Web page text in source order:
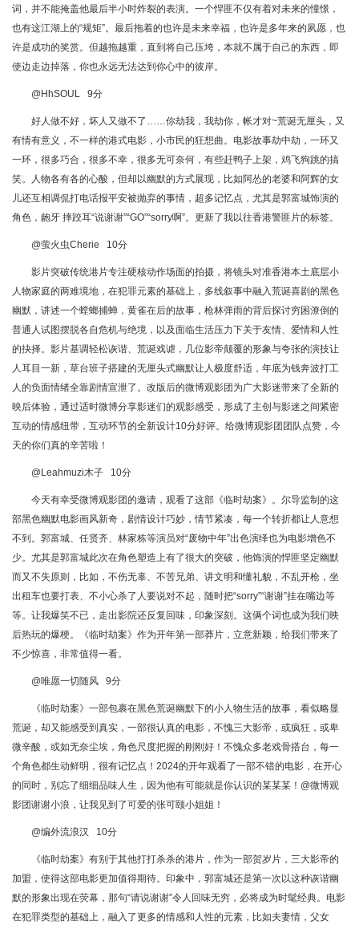
词，并不能掩盖他最后半小时炸裂的表演。一个悍匪不仅有着对未来的憧憬，
也有这江湖上的“规矩”。最后拖着的也许是未来幸福，也许是多年来的夙愿，也
许是成功的奖赏。但越拖越重，直到将自己压垮，本就不属于自己的东西，即
使边走边掉落，你也永远无法达到你心中的彼岸。
@HhSOUL 9分
好人做不好，坏人又做不了……你劫我，我劫你，帐才对~荒诞无厘头，又
有情有意义，不一样的港式电影，小市民的狂想曲。电影故事劫中劫，一环又
一环，很多巧合，很多不幸，很多无可奈何，有些赶鸭子上架，鸡飞狗跳的搞
笑。人物各有各的心酸，但却以幽默的方式展现，比如阿怂的老婆和阿辉的女
儿还互相调侃打电话报平安被抛弃的事情，超多记忆点，尤其是郭富城饰演的
角色，龅牙 摔跤耳“说谢谢”“GO”“sorry啊”。更新了我以往香港警匪片的标签。
@萤火虫Cherie 10分
影片突破传统港片专注硬核动作场面的拍摄，将镜头对准香港本土底层小
人物家庭的两难境地，在犯罪元素的基础上，多线叙事中融入荒诞喜剧的黑色
幽默，讲述一个螳螂捕蝉，黄雀在后的故事，枪林弹雨的背后探讨穷困潦倒的
普通人试图摆脱各自危机与绝境，以及面临生活压力下关于友情、爱情和人性
的抉择。影片基调轻松诙谐、荒诞戏谑，几位影帝颠覆的形象与夸张的演技让
人耳目一新，草台班子搭建的无厘头式幽默让人极度舒适，年底为钱奔波打工
人的负面情绪全靠剧情宣泄了。改版后的微博观影团为广大影迷带来了全新的
映后体验，通过适时微博分享影迷们的观影感受，形成了主创与影迷之间紧密
互动的情感纽带，互动环节的全新设计10分好评。给微博观影团团队点赞，今
天的你们真的辛苦啦！
@Leahmuzi木子 10分
今天有幸受微博观影团的邀请，观看了这部《临时劫案》。尔导监制的这
部黑色幽默电影画风新奇，剧情设计巧妙，情节紧凑，每一个转折都让人意想
不到。郭富城、任贤齐、林家栋等演员对“废物中年”出色演绎也为电影增色不
少。尤其是郭富城此次在角色塑造上有了很大的突破，他饰演的悍匪坚定幽默
而又不失原则，比如，不伤无辜、不苦兄弟、讲文明和懂礼貌，不乱开枪，坐
出租车也要打表、不小心杀了人要说对不起，随时把“sorry”“谢谢”挂在嘴边等
等。让我爆笑不已，走出影院还反复回味，印象深刻。这俩个词也成为我们映
后热玩的爆梗。《临时劫案》作为开年第一部莽片，立意新颖，给我们带来了
不少惊喜，非常值得一看。
@唯愿一切随风 9分
《临时劫案》一部包裹在黑色荒诞幽默下的小人物生活的故事，看似略显
荒诞，却又能感受到真实，一部很认真的电影，不愧三大影帝，或疯狂，或卑
微辛酸，或如无奈尘埃，角色尺度把握的刚刚好！不愧众多老戏骨搭台，每一
个角色都生动鲜明，很有记忆点！2024的开年观看了一部不错的电影，在开心
的同时，别忘了细细品味人生，因为他有可能就是你认识的某某某！@微博观
影团谢谢小浪，让我见到了可爱的张可颐小姐姐！
@编外流浪汉 10分
《临时劫案》有别于其他打打杀杀的港片，作为一部贺岁片，三大影帝的
加盟，使得这部电影更加值得期待。印象中，郭富城还是第一次以这种诙谐幽
默的形象出现在荧幕，那句“请说谢谢”令人回味无穷，必将成为时髦经典。电影
在犯罪类型的基础上，融入了更多的情感和人性的元素，比如夫妻情，父女